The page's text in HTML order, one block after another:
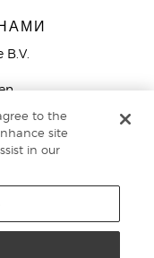
B.V.
+44 (0) 20 3935
конфиденциальности
to the
site
in our